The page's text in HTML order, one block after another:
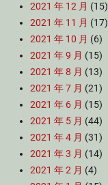
2021 年 12 月 (15)
2021 年 11 月 (17)
2021 年 10 月 (6)
2021 年 9 月 (15)
2021 年 8 月 (13)
2021 年 7 月 (21)
2021 年 6 月 (15)
2021 年 5 月 (44)
2021 年 4 月 (31)
2021 年 3 月 (14)
2021 年 2 月 (4)